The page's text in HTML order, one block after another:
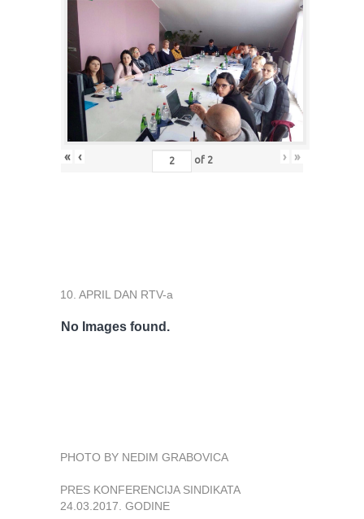
« ‹ of 2 › »
10. APRIL DAN RTV-a
No Images found.
PHOTO BY NEDIM GRABOVICA
PRES KONFERENCIJA SINDIKATA
24.03.2017. GODINE